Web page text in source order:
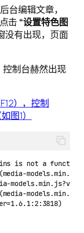
台编辑文章，
击“设置特色图
没有出现，页面
控制台赫然出现
is not a function